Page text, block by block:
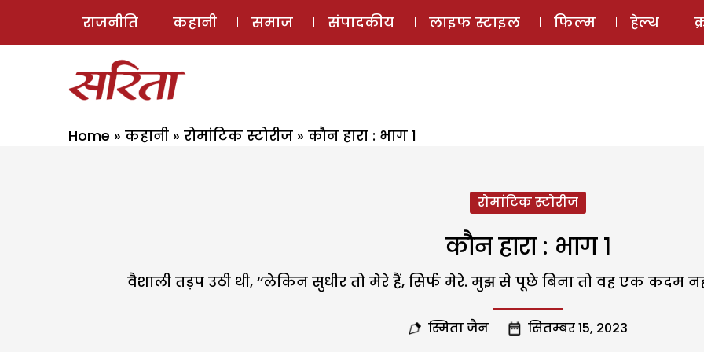
ई-मैगज़ीन
राजनीति कहानी समाज संपादकीय लाइफ स्टाइल फिल्म हेल्थ
Home » कहानी » रोमांटिक स्टोरीज » कौन हारा : भाग 1
रोमांटिक स्टोरीज
कौन हारा : भाग 1
वैशाली तड़प उठी थी, ‘‘लेकिन सुधीर तो मेरे हैं, सिर्फ मेरे. मुझ से पूछे बिना तो वह एक कदम
स्मिता जैन सितम्बर 15, 2023